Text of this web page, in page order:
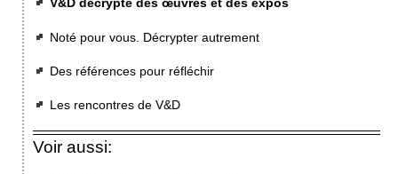
V&D décrypte des œuvres et des expos
Noté pour vous. Décrypter autrement
Des références pour réfléchir
Les rencontres de V&D
Voir aussi: